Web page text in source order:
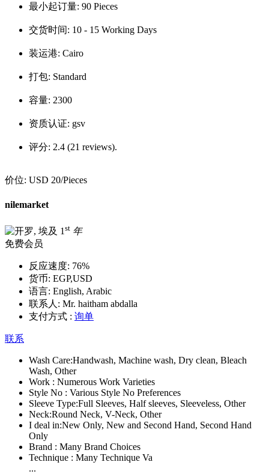
最小起订量: 90 Pieces
交货时间: 10 - 15 Working Days
装运港: Cairo
打包: Standard
容量: 2300
资质认证: gsv
评分: 2.4 (21 reviews).
价位: USD 20/Pieces
nilemarket
1 st 年
免费会员
反应速度: 76%
货币: EGP,USD
语言: English, Arabic
联系人: Mr. haitham abdalla
支付方式 : 询单
联系
Wash Care:Handwash, Machine wash, Dry clean, Bleach
Wash, Other
Work : Numerous Work Varieties
Style No : Various Style No Preferences
Sleeve Type:Full Sleeves, Half sleeves, Sleeveless, Other
Neck:Round Neck, V-Neck, Other
I deal in:New Only, New and Second Hand, Second Hand
Only
Brand : Many Brand Choices
Technique : Many Technique Va
...